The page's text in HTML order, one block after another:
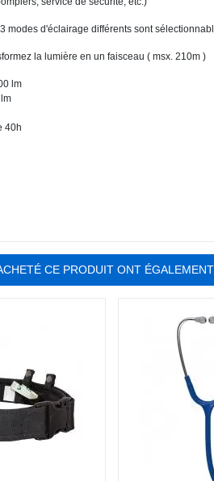
modes d'éclairage différents sont
la lumière en un faisceau ( msx. 210m )
lm
40h
CE PRODUIT ONT